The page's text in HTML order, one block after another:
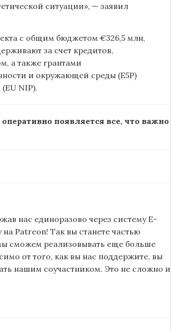
ситуации», — заявил
с общим бюджетом €326,5 млн,
за счет кредитов,
а также грантами
и окружающей среды (E5P)
NIP).
появляется все, что важно
нас единоразово через систему E-
Patreon! Так вы станете частью
сможем реализовывать еще больше
от того, как вы нас поддержите, вы
нашим соучастником. Это не сложно и